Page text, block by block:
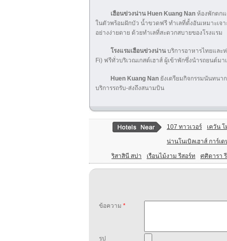
เฮือนข่วงน่าน Huen Kuang Nan ห้องพักตกแ
ในตัวพร้อมฝักบัว น้ำขวดฟรี ทำเลที่ตั้งอันเหมาะเจ
อย่างง่ายดาย ด้วยทำเลที่สะดวกสบายของโรงแรม
โรงแรมเฮือนข่วงน่าน บริการอาหารไทยและ
Fi) ฟรีทั่วบริเวณเกสต์เฮาส์ ผู้เข้าพักซึ่งนำรถยนต์ม
Huen Kuang Nan ยังเตรียมกิจกรรมนันทนา
บริการรถรับ-ส่งถึงสนามบิน
107 ทาวเวอร์ เควัน โ
น่านโนเบิลเฮาส์ การ์เด
ริสาสินี สปา เรือนไม้งาม รีสอร์ท ศศิดารา
ข้อความ *
รูป